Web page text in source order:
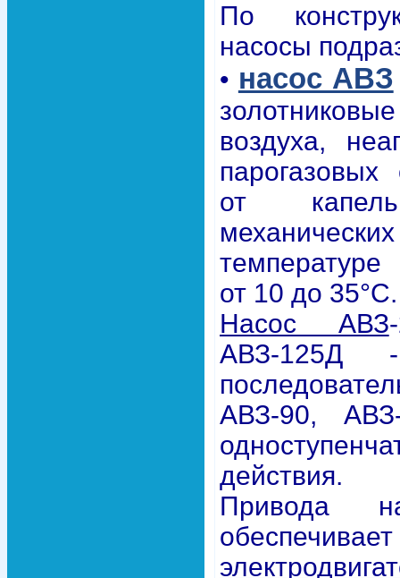
По
насосы
• насос АВЗ
воздуха,
от
от 10 до 35°C.
Насос АВЗ
АВЗ-125Д -
АВЗ-90,
действия.
Привода